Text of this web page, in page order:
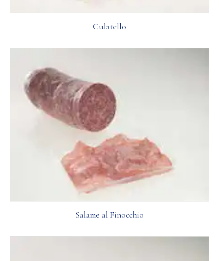
Culatello
Salame al Finocchio